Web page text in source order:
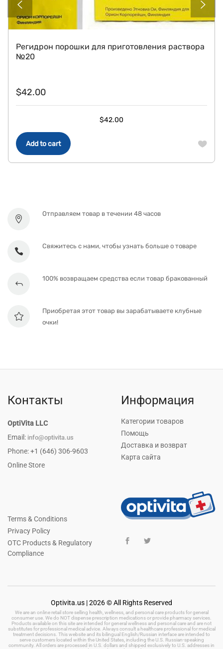
Add to cart
Регидрон порошки для приготовления раствора
№20
$42.00
$42.00
Отправляем товар в течении 48 часов
Свяжитесь с нами, чтобы узнать больше о товаре
100% возвращаем средства если товар бракованный
Приобретая этот товар вы зарабатываете клубные
очки!
Контакты
OptiVita LLC
Email: info@optivita.us
Phone: +1 (646) 306-9603
Online Store
Информация
Категории товаров
Помощь
Доставка и возврат
Карта сайта
Terms & Conditions
Privacy Policy
OTC Products & Regulatory
Compliance
Optivita.us | 2026 © All Rights Reserved
We are an online retail store selling health, wellness, and personal care products for general
consumer use. We do NOT dispense prescription medications or provide pharmacy services.
Products available on this site are intended for general wellness and personal care and are not
substitutes for professional medical advice. Always consult a healthcare professional for medical
treatment decisions. This website and its bilingual English/Russian interface are intended to
serve customers located within the United States, including the U.S. Russian-speaking
community. All orders are processed in U.S. dollars and shipped exclusively to U.S. addresses in